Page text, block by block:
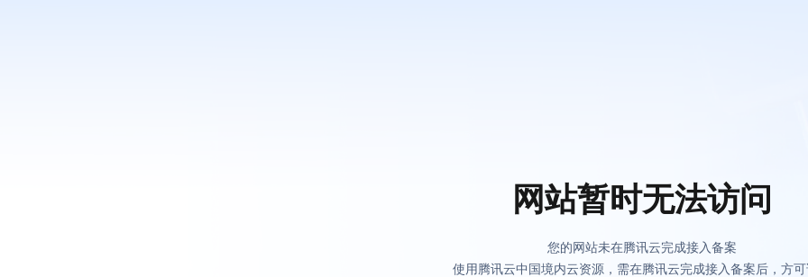
网站暂时无法访问
您的网站未在腾讯云完成接入备案
使用腾讯云中国境内云资源，需在腾讯云完成接入备案后，方